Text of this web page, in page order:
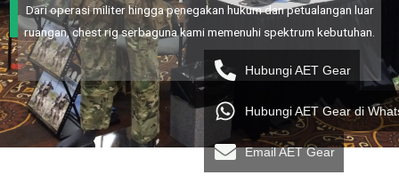
Dari operasi militer hingga penegakan hukum dan petualangan luar
ruangan, chest rig serbaguna kami memenuhi spektrum kebutuhan.
Hubungi AET Gear
Hubungi AET Gear di
Email AET Gear